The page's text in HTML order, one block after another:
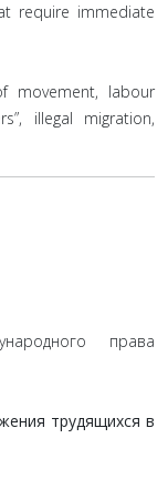
require immediate
movement, labour
illegal migration,
права
трудящихся в